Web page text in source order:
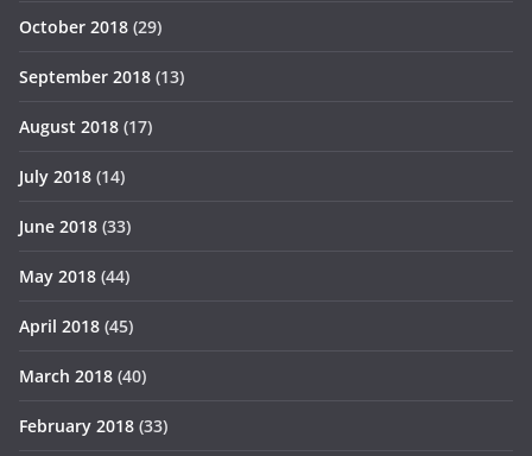
October 2018 (29)
September 2018 (13)
August 2018 (17)
July 2018 (14)
June 2018 (33)
May 2018 (44)
April 2018 (45)
March 2018 (40)
February 2018 (33)